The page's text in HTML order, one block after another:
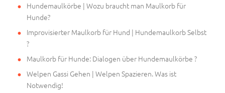
Hundemaulkörbe | Wozu braucht man Maulkorb für
Hunde?
Improvisierter Maulkorb für Hund | Hundemaulkorb Selbst
?
Maulkorb für Hunde: Dialogen über Hundemaulkörbe ?
Welpen Gassi Gehen | Welpen Spazieren. Was ist
Notwendig!